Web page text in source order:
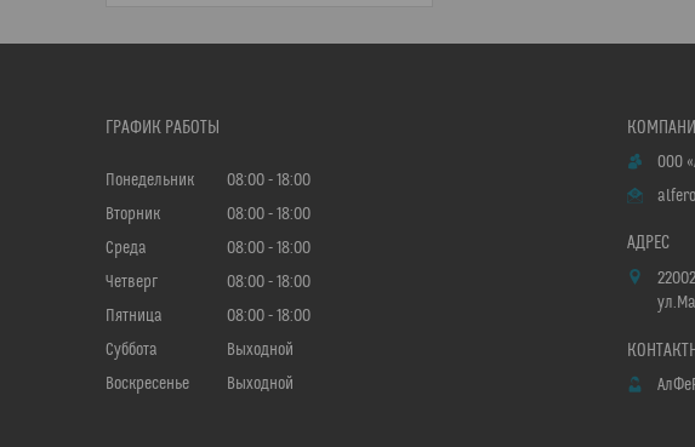
ГРАФИК РАБОТЫ
Понедельник 08:00
18:00
Вторник
08:00
18:00
Среда
08:00
18:00
Четверг
08:00
18:00
Пятница
08:00
18:00
Суббота
Выходной
Воскресенье
Выходной
ООО